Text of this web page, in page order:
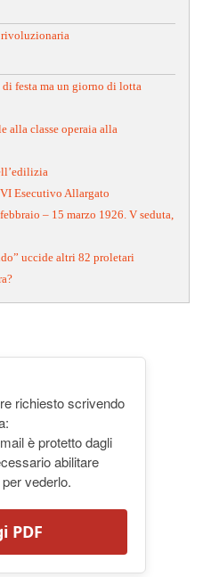
rivoluzionaria
festa ma un giorno di lotta
alla classe operaia alla
Esecutivo Allargato
– 15 marzo 1926. V seduta,
uccide altri 82 proletari
richiesto scrivendo
è protetto dagli
abilitare
vederlo.
PDF